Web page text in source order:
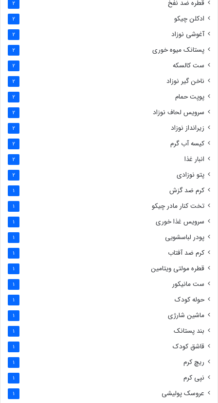
قطره ضد نفخ 2
ادکلن چیکو 2
آغوشی نوزاد 2
پستانک میوه خوری 2
ست کالسکه 2
ناخن گیر نوزاد 2
پوپت حمام 2
سرویس لحاف نوزاد 2
زیرانداز نوزاد 2
کیسه آب گرم 2
انبار غذا 2
پتو نوزادی 2
کرم ضد گزش 1
تخت کنار مادر چیکو 1
سرویس غذا خوری 1
پودر لباسشویی 1
کرم ضد آفتاب 1
قطره مولتی ویتامین 1
ست مانیکور 1
حوله کودک 1
ماشین شارژی 1
بند پستانک 1
قاشق کودک 1
ریچ کرم 1
نپی کرم 1
عروسک پولیشی 1